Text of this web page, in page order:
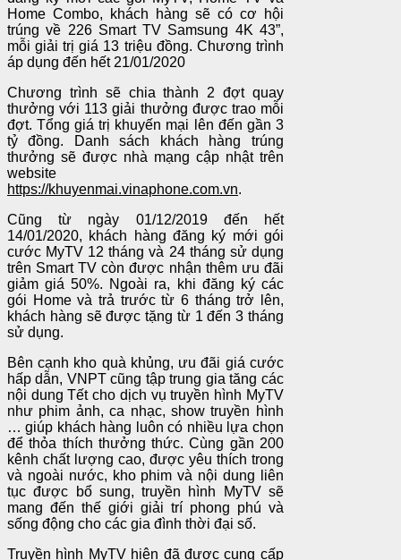
Home Combo, khách hàng sẽ có cơ hội
trúng về 226 Smart TV Samsung 4K 43”,
mỗi giải trị giá 13 triệu đồng. Chương trình
áp dụng đến hết 21/01/2020
Chương trình sẽ chia thành 2 đợt quay
thưởng với 113 giải thưởng được trao mỗi
đợt. Tổng giá trị khuyến mại lên đến gần 3
tỷ đồng. Danh sách khách hàng trúng
thưởng sẽ được nhà mạng cập nhật trên
website
https://khuyenmai.vinaphone.com.vn.
Cũng từ ngày 01/12/2019 đến hết
14/01/2020, khách hàng đăng ký mới gói
cước MyTV 12 tháng và 24 tháng sử dụng
trên Smart TV còn được nhận thêm ưu đãi
giảm giá 50%. Ngoài ra, khi đăng ký các
gói Home và trả trước từ 6 tháng trở lên,
khách hàng sẽ được tặng từ 1 đến 3 tháng
sử dụng.
Bên cạnh kho quà khủng, ưu đãi giá cước
hấp dẫn, VNPT cũng tập trung gia tăng các
nội dung Tết cho dịch vụ truyền hình MyTV
như phim ảnh, ca nhạc, show truyền hình
… giúp khách hàng luôn có nhiều lựa chọn
để thỏa thích thưởng thức. Cùng gần 200
kênh chất lượng cao, được yêu thích trong
và ngoài nước, kho phim và nội dung liên
tục được bổ sung, truyền hình MyTV sẽ
mang đến thế giới giải trí phong phú và
sống động cho các gia đình thời đại số.
Truyền hình MyTV hiện đã được cung cấp